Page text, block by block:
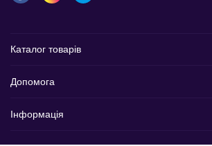
Каталог товарів
Допомога
Інформація